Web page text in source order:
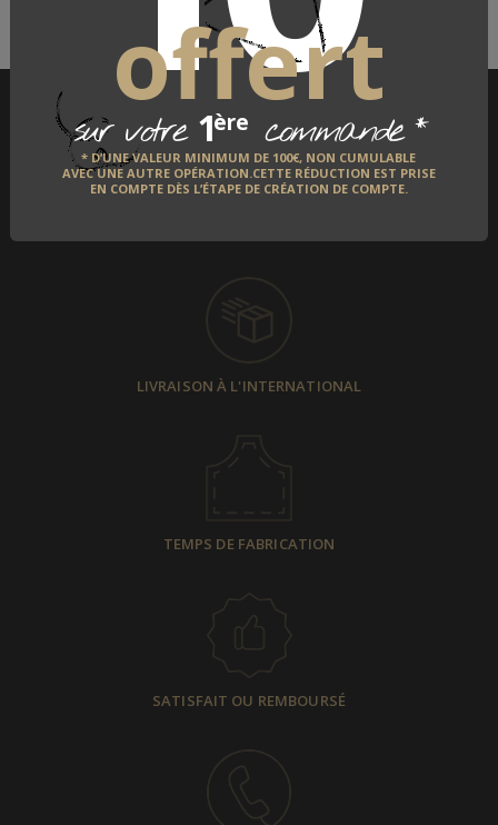
offert
sur votre 1ère commande*
* D’UNE VALEUR MINIMUM DE 100€, NON CUMULABLE
AVEC UNE AUTRE OPÉRATION.CETTE RÉDUCTION EST PRISE
EN COMPTE DÈS L’ÉTAPE DE CRÉATION DE COMPTE.
LIVRAISON À L'INTERNATIONAL
TEMPS DE FABRICATION
SATISFAIT OU REMBOURSÉ